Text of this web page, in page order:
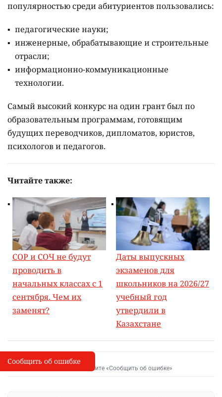
популярностью среди абитуриентов пользовались:
педагогические науки;
инженерные, обрабатывающие и строительные
отрасли;
информационно-коммуникационные
технологии.
Самый высокий конкурс на один грант был по
образовательным программам, готовящим
будущих переводчиков, дипломатов, юристов,
психологов и педагогов.
Читайте также:
СОР и СОЧ не будут
проводить в
начальных классах с 1
сентября. Чем их
заменят?
Даты выпускных
экзаменов для
школьников на 2026/27
учебный год
утвердили в
Казахстане
I
Сообщить об опечатке
Выделите фрагмент и нажмите «Сообщить об ошибке»
Сообщить об ошибке